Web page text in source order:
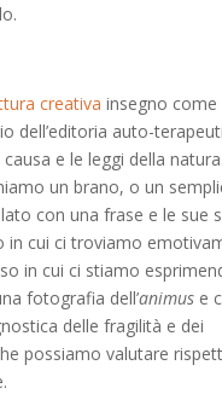
creativa insegno come
dell’editoria auto-
e le leggi della
un brano, o un
con una frase e le sue
in cui ci troviamo
in cui ci stiamo
fotografia dell’animuse
delle fragilità e dei
possiamo valutare